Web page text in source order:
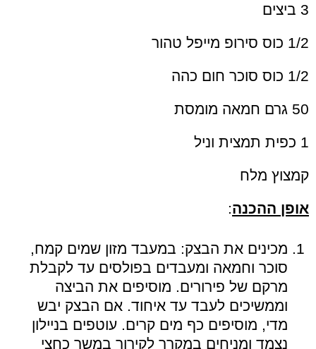
3 ביצים
1/2 כוס סירופ מייפל טהור
1/2 כוס סוכר חום כהה
50 גרם חמאה מומסת
1 כפית תמצית וניל
קמצוץ מלח
אופן ההכנה:
מכינים את הבצק: במעבד מזון שמים קמח,
סוכר וחמאה ומעבדים בפולסים עד לקבלת
מרקם של פירורים. מוסיפים את הביצה
וממשיכים לעבד עד איחוד. אם הבצק יבש
מדי, מוסיפים כף מים קרים. עוטפים בניילון
נצמד ומניחים במקרר לקירור במשך כחצי